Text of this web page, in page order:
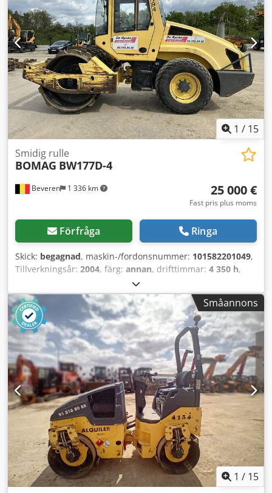
tillförlitlighet. Behöver du bilder? Kontakta oss så skickar vi
dem snabbt. Vi hjälper dig på nederländska, engelska,
franska, tyska, spanska och ryska. Upptäck vårt breda
sortiment av pålitliga maskiner.
1 / 15
Beveren 1 336 km
Smidig rulle
BOMAG BW177D-4
25 000 €
Fast pris plus moms
Förfråga Ringa
Skick: begagnad, maskin-/fordonsnummer: 101582201049,
Tillverkningsår: 2004, färg: annan, drifttimmar: 4 350 h,
Maskiner till salu! Bläddra på vår webbplats för ett stort
urval av maskiner som är redo att köpas. Vi har fler
alternativ än vad som visas online, så tveka inte att ringa
eller mejla oss när som helst. Dodpfx Aaozblb Ujreck Alla
våra maskiner är fullt servade och kontrollerade för
driftsäkerhet. Behöver du bilder? Kontakta oss bara, så
skickar vi dem snabbt. Vi erbjuder hjälp på nederländska,
engelska, franska, tyska, spanska och ryska. Upptäck vårt
breda sortiment av pålitliga maskiner.
Småannons
1 / 15